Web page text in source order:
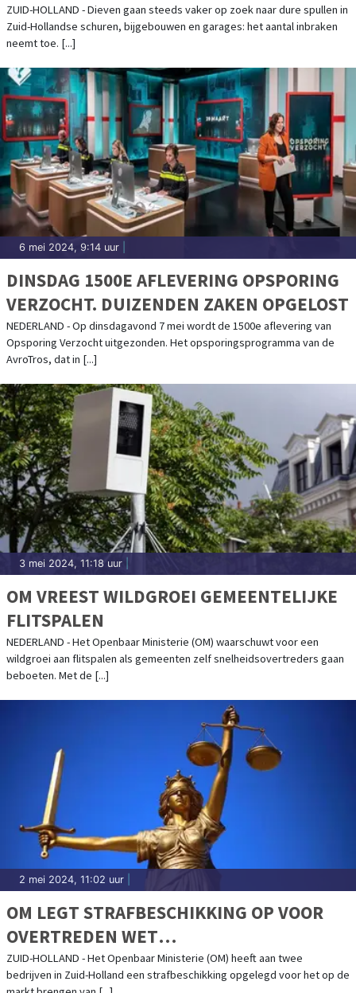
ZUID-HOLLAND - Dieven gaan steeds vaker op zoek naar dure spullen in
Zuid-Hollandse schuren, bijgebouwen en garages: het aantal inbraken
neemt toe. [...]
6 mei 2024, 9:14 uur
DINSDAG 1500E AFLEVERING OPSPORING
VERZOCHT. DUIZENDEN ZAKEN OPGELOST
NEDERLAND - Op dinsdagavond 7 mei wordt de 1500e aflevering van
Opsporing Verzocht uitgezonden. Het opsporingsprogramma van de
AvroTros, dat in [...]
3 mei 2024, 11:18 uur
OM VREEST WILDGROEI GEMEENTELIJKE
FLITSPALEN
NEDERLAND - Het Openbaar Ministerie (OM) waarschuwt voor een
wildgroei aan flitspalen als gemeenten zelf snelheidsovertreders gaan
beboeten. Met de [...]
2 mei 2024, 11:02 uur
OM LEGT STRAFBESCHIKKING OP VOOR
OVERTREDEN WET
GEWASBESCHERMINGSMIDDELEN EN
BIOCIDEN
ZUID-HOLLAND - Het Openbaar Ministerie (OM) heeft aan twee
bedrijven in Zuid-Holland een strafbeschikking opgelegd voor het op de